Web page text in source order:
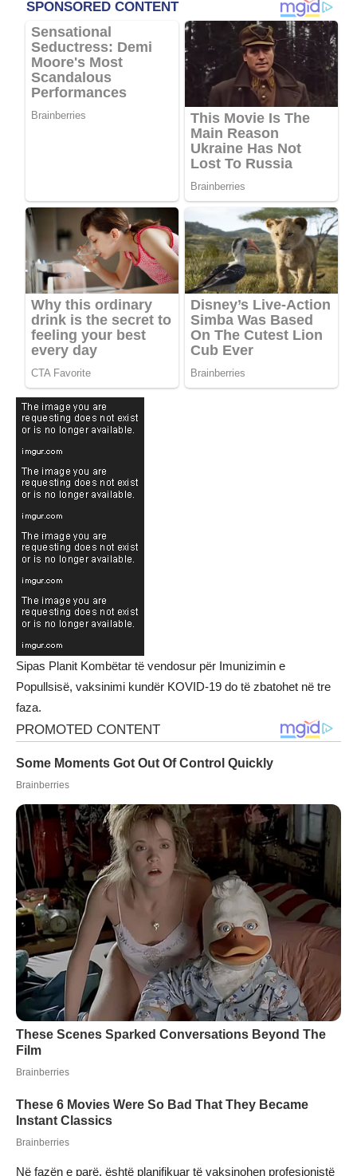
Sipas Planit Kombëtar të vendosur për Imunizimin e
Popullsisë, vaksinimi kundër KOVID-19 do të zbatohet në tre
faza.
Në fazën e parë, është planifikuar të vaksinohen profesionistë